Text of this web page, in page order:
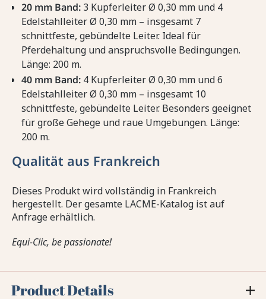
20 mm Band: 3 Kupferleiter Ø 0,30 mm und 4
Edelstahlleiter Ø 0,30 mm – insgesamt 7
schnittfeste, gebündelte Leiter. Ideal für
Pferdehaltung und anspruchsvolle Bedingungen.
Länge: 200 m.
40 mm Band: 4 Kupferleiter Ø 0,30 mm und 6
Edelstahlleiter Ø 0,30 mm – insgesamt 10
schnittfeste, gebündelte Leiter. Besonders geeignet
für große Gehege und raue Umgebungen. Länge:
200 m.
Qualität aus Frankreich
Dieses Produkt wird vollständig in Frankreich
hergestellt. Der gesamte LACME-Katalog ist auf
Anfrage erhältlich.
Equi-Clic, be passionate!
Product Details